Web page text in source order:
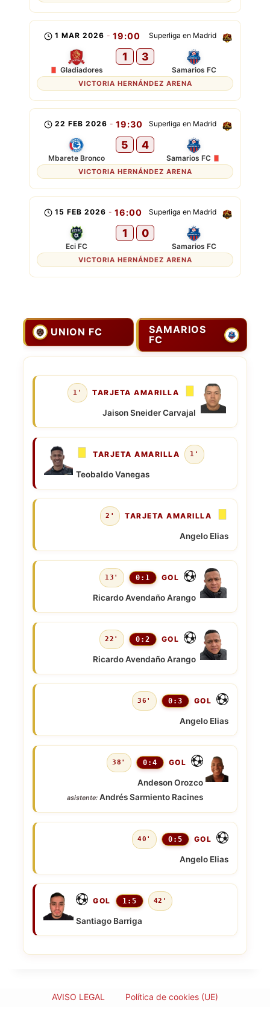
Superliga en Madrid
1 MAR 2026 - 19:00
Gladiadores
1 3
Samarios FC
VICTORIA HERNÁNDEZ ARENA
Superliga en Madrid
22 FEB 2026 - 19:30
Mbarete Bronco
5 4
Samarios FC
VICTORIA HERNÁNDEZ ARENA
Superliga en Madrid
15 FEB 2026 - 16:00
Eci FC
1 0
Samarios FC
VICTORIA HERNÁNDEZ ARENA
UNION FC
SAMARIOS
FC
1' TARJETA AMARILLA
Jaison Sneider Carvajal
TARJETA AMARILLA 1'
Teobaldo Vanegas
2' TARJETA AMARILLA
Angelo Elias
13' 0:1 GOL
Ricardo Avendaño Arango
22' 0:2 GOL
Ricardo Avendaño Arango
36' 0:3 GOL
Angelo Elias
38' 0:4 GOL
Andeson Orozco
asistente:Andrés Sarmiento Racines
40' 0:5 GOL
Angelo Elias
GOL 1:5 42'
Santiago Barriga
AVISO LEGAL Política de cookies (UE)